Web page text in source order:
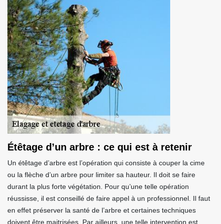
Étêtage d’un arbre : ce qui est à retenir
Un étêtage d’arbre est l’opération qui consiste à couper la cime
ou la flèche d’un arbre pour limiter sa hauteur. Il doit se faire
durant la plus forte végétation. Pour qu’une telle opération
réussisse, il est conseillé de faire appel à un professionnel. Il faut
en effet préserver la santé de l’arbre et certaines techniques
doivent être maitrisées. Par ailleurs, une telle intervention est